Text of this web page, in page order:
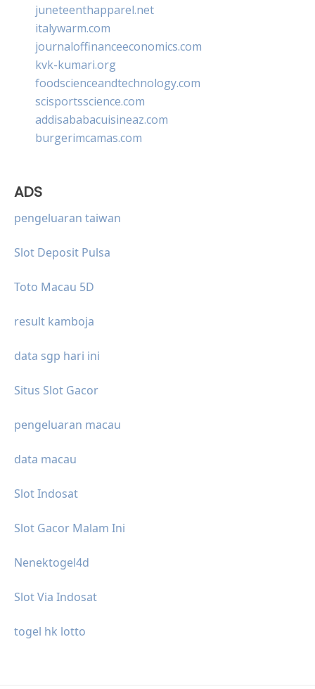
juneteenthapparel.net
italywarm.com
journaloffinanceeconomics.com
kvk-kumari.org
foodscienceandtechnology.com
scisportsscience.com
addisababacuisineaz.com
burgerimcamas.com
ADS
pengeluaran taiwan
Slot Deposit Pulsa
Toto Macau 5D
result kamboja
data sgp hari ini
Situs Slot Gacor
pengeluaran macau
data macau
Slot Indosat
Slot Gacor Malam Ini
Nenektogel4d
Slot Via Indosat
togel hk lotto